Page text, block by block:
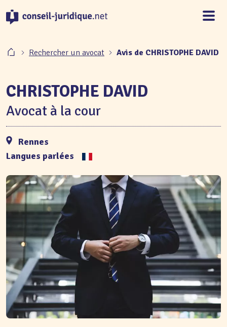
Rechercher un avocat Avis de CHRISTOPHE DAVID
CHRISTOPHE DAVID
Avocat à la cour
Rennes
Langues parlées